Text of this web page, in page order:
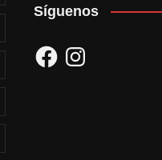
Síguenos
FacebookInstagram